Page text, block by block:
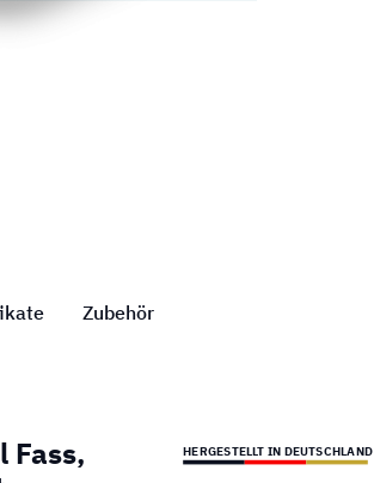
Zubehör
HERGESTELLT IN DEUTSCHLAND
Fass,